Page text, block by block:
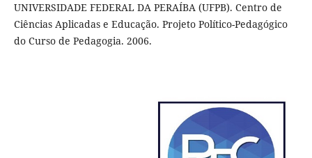
UNIVERSIDADE FEDERAL DA PERAÍBA (UFPB). Centro de
Ciências Aplicadas e Educação. Projeto Político-Pedagógico
do Curso de Pedagogia. 2006.